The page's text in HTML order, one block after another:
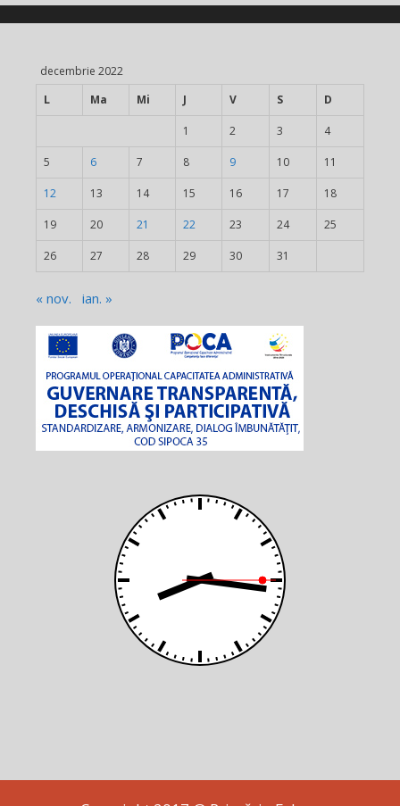
decembrie 2022
L
Ma Mi J V S D
1 2 3 4
5 6 7 8 9 10 11
12 13 14 15 16 17 18
19 20 21 22 23 24 25
26 27 28 29 30 31
« nov. ian. »